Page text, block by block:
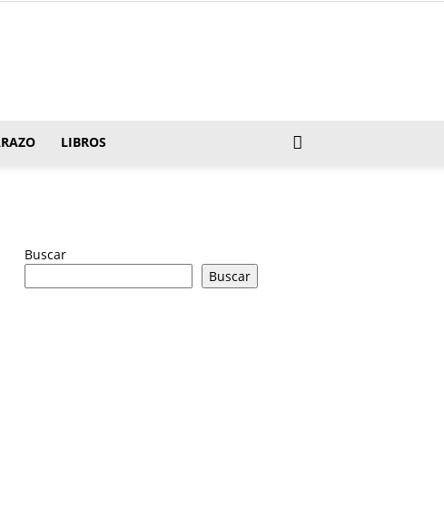
LIBROS
Buscar
Buscar